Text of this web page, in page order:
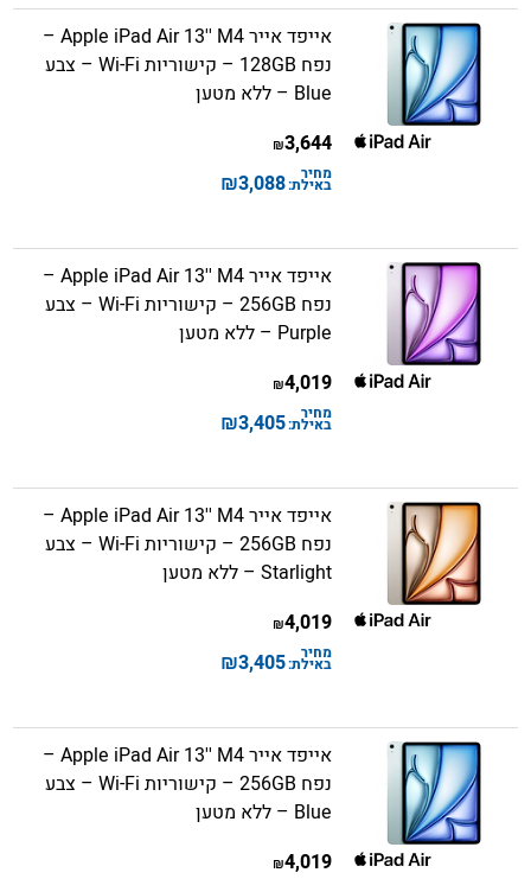
אייפד אייר Apple iPad Air 13'' M4 –
נפח 128GB – קישוריות Wi-Fi – צבע
Blue – ללא מטען
3,644
₪
מחיר
באילת:3,088
₪
אייפד אייר Apple iPad Air 13'' M4 –
נפח 256GB – קישוריות Wi-Fi – צבע
Purple – ללא מטען
4,019
₪
מחיר
באילת:3,405
₪
אייפד אייר Apple iPad Air 13'' M4 –
נפח 256GB – קישוריות Wi-Fi – צבע
Starlight – ללא מטען
4,019
₪
מחיר
באילת:3,405
₪
אייפד אייר Apple iPad Air 13'' M4 –
נפח 256GB – קישוריות Wi-Fi – צבע
Blue – ללא מטען
4,019
₪